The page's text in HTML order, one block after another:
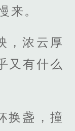
来。
，浓云厚
又有什么
换盏，撞